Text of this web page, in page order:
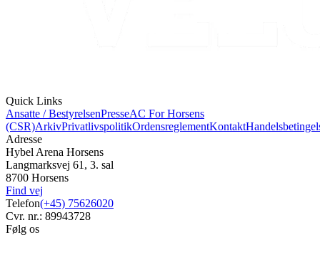
Quick Links
Ansatte / BestyrelsenPresseAC For Horsens
(CSR)ArkivPrivatlivspolitikOrdensreglementKontakt
Adresse
Hybel Arena Horsens
Langmarksvej 61, 3. sal
8700 Horsens
Find vej
Telefon(+45) 75626020
Cvr. nr.: 89943728
Følg os